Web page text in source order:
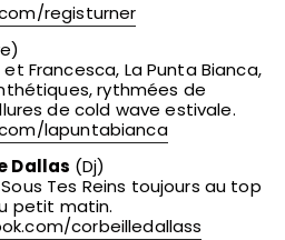
registurner
Francesca, La Punta Bianca,
rythmées de
de cold wave estivale.
lapuntabianca
Dallas (Dj)
Tes Reins toujours au top
petit matin.
corbeilledallass